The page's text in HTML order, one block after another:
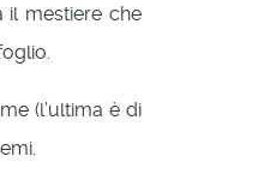
il mestiere che
(l’ultima è di